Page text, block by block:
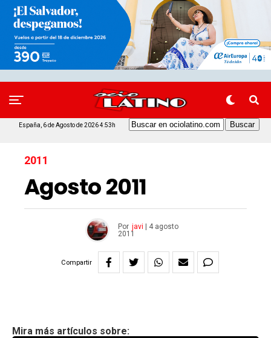
España, 6 de Agosto de 2026 4:53h
2011
Agosto 2011
Por javi
4 agosto
2011
Compartir
Mira más artículos sobre: